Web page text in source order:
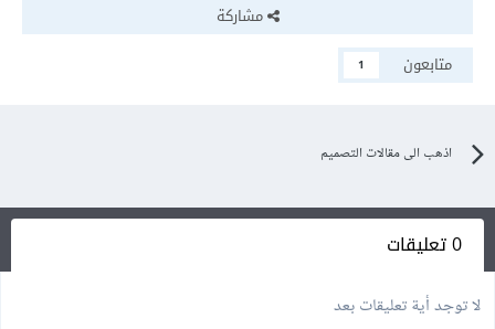
مشاركة
متابعون
1
اذهب الى مقالات التصميم
0 تعليقات
لا توجد أية تعليقات بعد